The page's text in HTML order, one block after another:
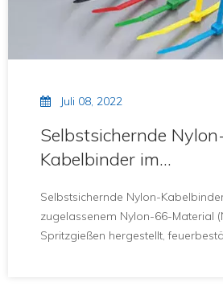
Juli 08, 2022
Selbstsichernde
Kabelbinder im
Selbstsichernde Nylon-
zugelassenem Nylon-66-Material
Spritzgießen hergestellt,